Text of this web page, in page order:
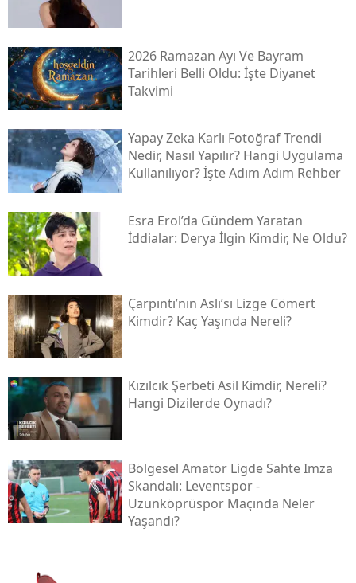
2026 Ramazan Ayı Ve Bayram
Tarihleri Belli Oldu: İşte Diyanet
Takvimi
Yapay Zeka Karlı Fotoğraf Trendi
Nedir, Nasıl Yapılır? Hangi Uygulama
Kullanılıyor? İşte Adım Adım Rehber
Esra Erol’da Gündem Yaratan
İddialar: Derya İlgin Kimdir, Ne Oldu?
Çarpıntı’nın Aslı’sı Lizge Cömert
Kimdir? Kaç Yaşında Nereli?
Kızılcık Şerbeti Asil Kimdir, Nereli?
Hangi Dizilerde Oynadı?
Bölgesel Amatör Ligde Sahte Imza
Skandalı: Leventspor -
Uzunköprüspor Maçında Neler
Yaşandı?